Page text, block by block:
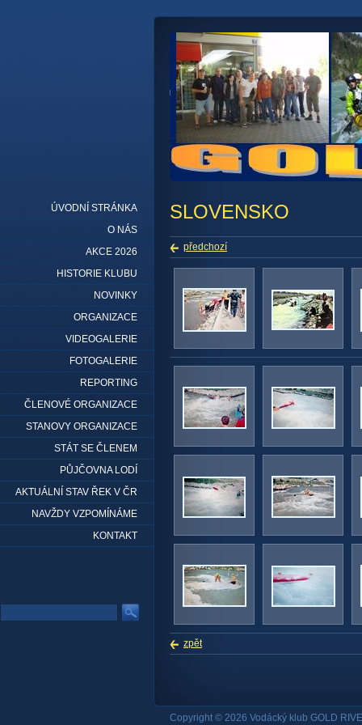
SLOVENSKO
předchozí
zpět
ÚVODNÍ STRÁNKA
O NÁS
AKCE 2026
HISTORIE KLUBU
NOVINKY
ORGANIZACE
VIDEOGALERIE
FOTOGALERIE
REPORTING
ČLENOVÉ ORGANIZACE
STANOVY ORGANIZACE
STÁT SE ČLENEM
PŮJČOVNA LODÍ
AKTUÁLNÍ STAV ŘEK V ČR
NAVŽDY VZPOMÍNÁME
KONTAKT
Copyright © 2026 Vodácký klub GOLD